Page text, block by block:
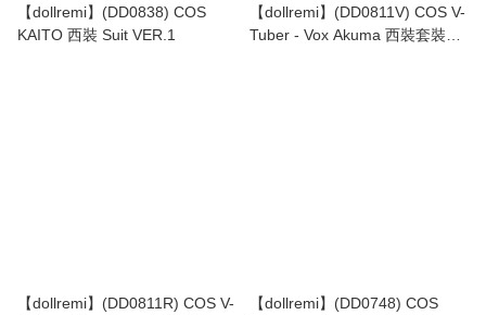
【dollremi】(DD0838) COS
KAITO 西裝 Suit VER.1
【dollremi】(DD0811V) COS V-
Tuber - Vox Akuma 西裝套裝
【dollremi】(DD0811R) COS V-
【dollremi】(DD0748) COS